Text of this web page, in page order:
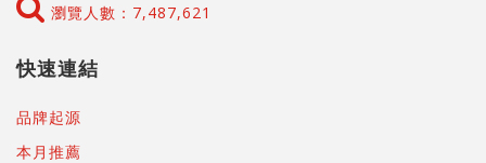
瀏覽人數：7,487,621
快速連結
品牌起源
本月推薦